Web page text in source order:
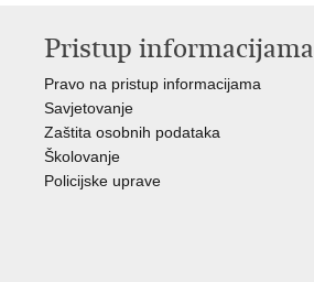
Pristup informacijama
Pravo na pristup informacijama
Savjetovanje
Zaštita osobnih podataka
Školovanje
Policijske uprave